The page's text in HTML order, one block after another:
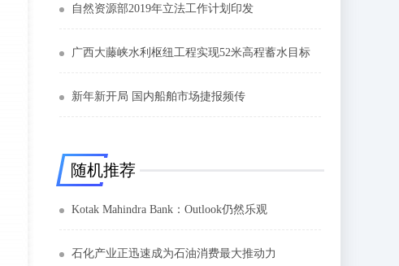
自然资源部2019年立法工作计划印发
广西大藤峡水利枢纽工程实现52米高程蓄水目标
新年新开局 国内船舶市场捷报频传
随机推荐
Kotak Mahindra Bank：Outlook仍然乐观
石化产业正迅速成为石油消费最大推动力